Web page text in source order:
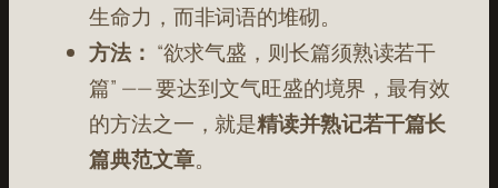
生命力，而非词语的堆砌。
方法： “欲求气盛，则长篇须熟读若干
篇” —— 要达到文气旺盛的境界，最有效
的方法之一，就是精读并熟记若干篇长
篇典范文章。